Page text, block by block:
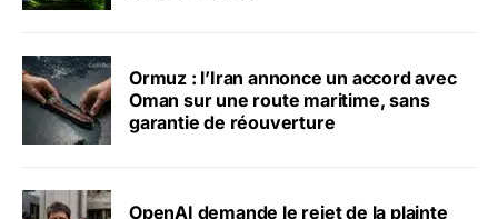
Ormuz : l’Iran annonce un accord avec
Oman sur une route maritime, sans
garantie de réouverture
OpenAI demande le rejet de la plainte